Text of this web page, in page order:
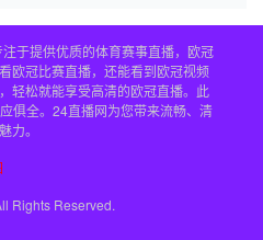
于提供优质的体育赛事直播，欧冠
欧冠比赛直播，还能看到欧冠视频
轻松就能享受高清的欧冠直播。此
俱全。24直播网为您带来流畅、清
力。
Rights Reserved.